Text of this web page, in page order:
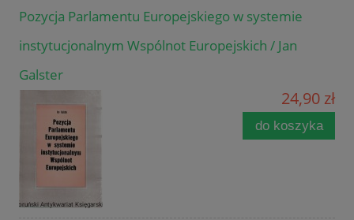
Pozycja Parlamentu Europejskiego w systemie
instytucjonalnym Wspólnot Europejskich / Jan
Galster
24,90 zł
do koszyka